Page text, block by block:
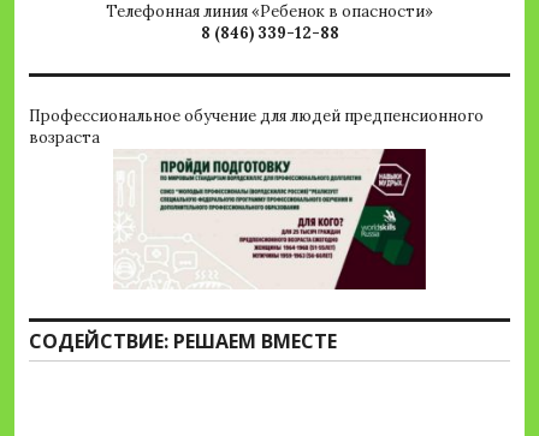
Телефонная линия «Ребенок в опасности»
8 (846) 339-12-88
Профессиональное обучение для людей предпенсионного
возраста
СОДЕЙСТВИЕ: РЕШАЕМ ВМЕСТЕ